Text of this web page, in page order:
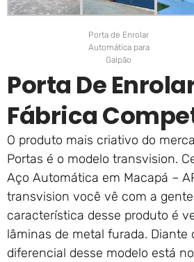
Porta de Enrolar
Automática para
Galpão
Porta De
Fábrica
O produto mais criativo do
Portas é o modelo transvision.
Aço Automática em Macapá –
transvision você vê com a
característica desse produto é
lâminas de metal furada. Diante
diferencial desse modelo está